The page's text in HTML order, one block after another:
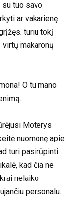
su tuo savo
ar vakarienę
turiu tokį
makaronų
O tu mano
Moterys
nuomonę apie
turi pasirūpinti
kad čia ne
nelaiko
personalu.